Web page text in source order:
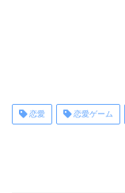
恋愛 恋愛ゲーム